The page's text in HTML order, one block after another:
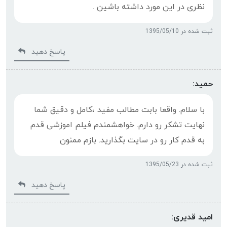
نظری در این مورد داشته باشین .
ثبت شده در 1395/05/10
پاسخ دهید
حمید:
با سلام. واقعا بابت مطالب مفید ،کامل و دقیق شما
نهایت تشکر رو دارم. خواهشمندم فیلم اموزشی قدم
به قدم کار رو در سایت بگذارید. بازم ممنون
ثبت شده در 1395/05/23
پاسخ دهید
امید قدیری: